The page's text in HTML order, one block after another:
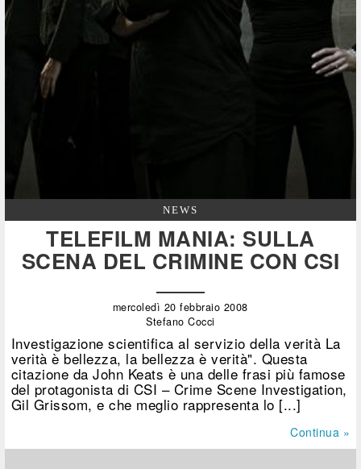
NEWS
TELEFILM MANIA: SULLA
SCENA DEL CRIMINE CON CSI
mercoledì 20 febbraio 2008
Stefano Cocci
Investigazione scientifica al servizio della verità La
verità è bellezza, la bellezza è verità". Questa
citazione da John Keats è una delle frasi più famose
del protagonista di CSI – Crime Scene Investigation,
Gil Grissom, e che meglio rappresenta lo [...]
Continua »